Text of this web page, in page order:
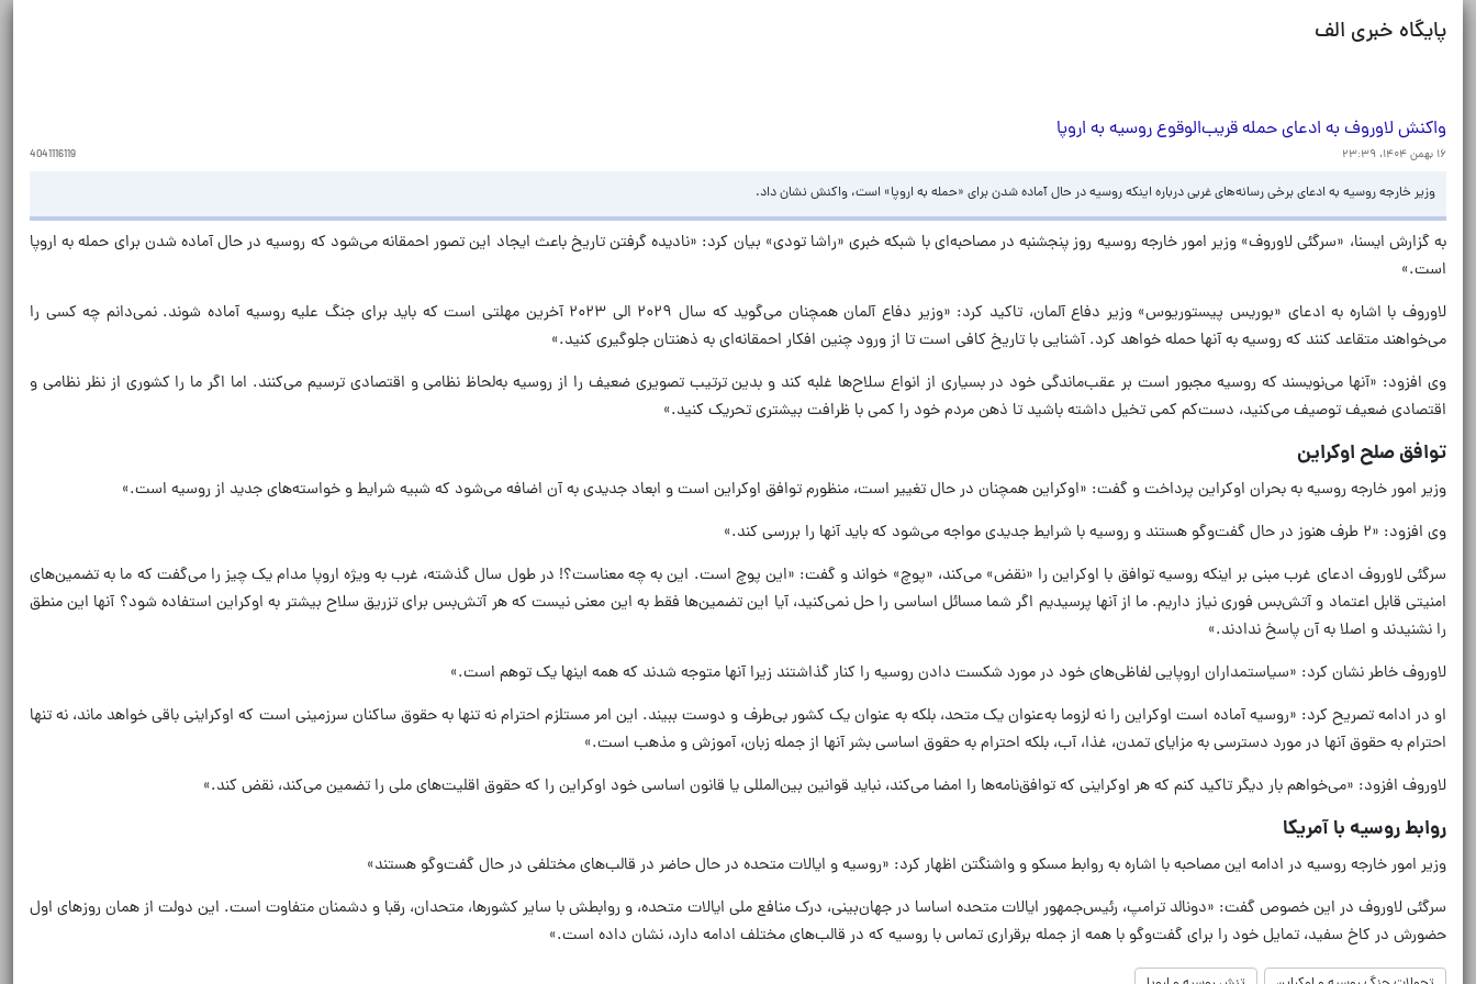
پایگاه خبری الف
واکنش لاوروف به ادعای حمله قریب‌الوقوع روسیه به اروپا
۱۶ بهمن ۱۴۰۴، ۲۳:۳۹ 4041116119
وزیر خارجه روسیه به ادعای برخی رسانه‌های غربی درباره اینکه روسیه در حال آماده شدن برای «حمله به اروپا» است، واکنش نشان داد.
به گزارش ایسنا، «سرگئی لاوروف» وزیر امور خارجه روسیه روز پنجشنبه در مصاحبه‌ای با شبکه خبری «راشا تودی» بیان کرد: «نادیده گرفتن تاریخ باعث ایجاد این تصور احمقانه می‌شود که روسیه در حال آماده شدن برای حمله به اروپا
است.»
لاوروف با اشاره به ادعای «بوریس پیستوریوس» وزیر دفاع آلمان، تاکید کرد: «وزیر دفاع آلمان همچنان می‌گوید که سال ۲۰۲۹ الی ۲۰۲۳ آخرین مهلتی است که باید برای جنگ علیه روسیه آماده شوند. نمی‌دانم چه کسی را
می‌خواهند متقاعد کنند که روسیه به آنها حمله خواهد کرد. آشنایی با تاریخ کافی است تا از ورود چنین افکار احمقانه‌ای به ذهنتان جلوگیری کنید.»
وی افزود: «آنها می‌نویسند که روسیه مجبور است بر عقب‌ماندگی خود در بسیاری از انواع سلاح‌ها غلبه کند و بدین ترتیب تصویری ضعیف را از روسیه به‌لحاظ نظامی و اقتصادی ترسیم می‌کنند. اما اگر ما را کشوری از نظر نظامی و
اقتصادی ضعیف توصیف می‌کنید، دست‌کم کمی تخیل داشته باشید تا ذهن مردم خود را کمی با ظرافت بیشتری تحریک کنید.»
توافق صلح اوکراین
وزیر امور خارجه روسیه به بحران اوکراین پرداخت و گفت: «اوکراین همچنان در حال تغییر است، منظورم توافق اوکراین است و ابعاد جدیدی به آن اضافه می‌شود که شبیه شرایط و خواسته‌های جدید از روسیه است.»
وی افزود: «۲ طرف هنوز در حال گفت‌وگو هستند و روسیه با شرایط جدیدی مواجه می‌شود که باید آنها را بررسی کند.»
سرگئی لاوروف ادعای غرب مبنی بر اینکه روسیه توافق با اوکراین را «نقض» می‌کند، «پوچ» خواند و گفت: «این پوچ است. این به چه معناست؟! در طول سال گذشته، غرب به ویژه اروپا مدام یک چیز را می‌گفت که ما به تضمین‌های
امنیتی قابل اعتماد و آتش‌بس فوری نیاز داریم. ما از آنها پرسیدیم اگر شما مسائل اساسی را حل نمی‌کنید، آیا این تضمین‌ها فقط به این معنی نیست که هر آتش‌بس برای تزریق سلاح بیشتر به اوکراین استفاده شود؟ آنها این منطق
را نشنیدند و اصلا به آن پاسخ ندادند.»
لاوروف خاطر نشان کرد: «سیاستمداران اروپایی لفاظی‌های خود در مورد شکست دادن روسیه را کنار گذاشتند زیرا آنها متوجه شدند که همه اینها یک توهم است.»
او در ادامه تصریح کرد: «روسیه آماده است اوکراین را نه لزوما به‌عنوان یک متحد، بلکه به عنوان یک کشور بی‌طرف و دوست ببیند. این امر مستلزم احترام نه تنها به حقوق ساکنان سرزمینی است که اوکراینی باقی خواهد ماند، نه تنها
احترام به حقوق آنها در مورد دسترسی به مزایای تمدن، غذا، آب، بلکه احترام به حقوق اساسی بشر آنها از جمله زبان، آموزش و مذهب است.»
لاوروف افزود: «می‌خواهم بار دیگر تاکید کنم که هر اوکراینی که توافق‌نامه‌ها را امضا می‌کند، نباید قوانین بین‌المللی یا قانون اساسی خود اوکراین را که حقوق اقلیت‌های ملی را تضمین می‌کند، نقض کند.»
روابط روسیه با آمریکا
وزیر امور خارجه روسیه در ادامه این مصاحبه با اشاره به روابط مسکو و واشنگتن اظهار کرد: «روسیه و ایالات متحده در حال حاضر در قالب‌های مختلفی در حال گفت‌وگو هستند»
سرگئی لاوروف در این خصوص گفت: «دونالد ترامپ، رئیس‌جمهور ایالات متحده اساسا در جهان‌بینی، درک منافع ملی ایالات متحده، و روابطش با سایر کشورها، متحدان، رقبا و دشمنان متفاوت است. این دولت از همان روزهای اول
حضورش در کاخ سفید، تمایل خود را برای گفت‌وگو با همه از جمله برقراری تماس با روسیه که در قالب‌های مختلف ادامه دارد، نشان داده است.»